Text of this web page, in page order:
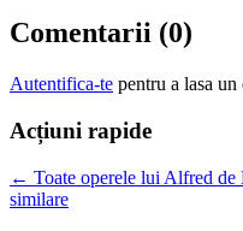
Comentarii (0)
Autentifica-te pentru a lasa un
Acțiuni rapide
← Toate operele lui Alfred de
similare